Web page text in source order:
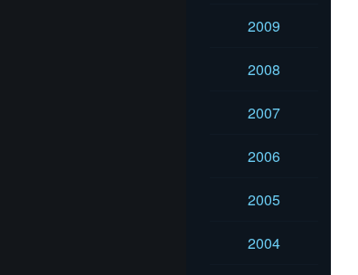
2009
2008
2007
2006
2005
2004